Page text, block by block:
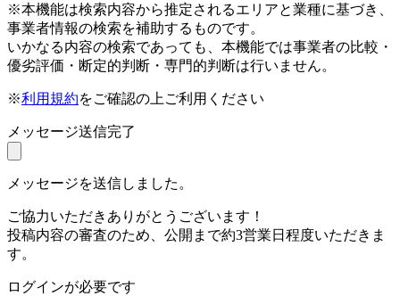
※本機能は検索内容から推定されるエリアと業種に基づき、
事業者情報の検索を補助するものです。
いかなる内容の検索であっても、本機能では事業者の比較・
優劣評価・断定的判断・専門的判断は行いません。
※利用規約をご確認の上ご利用ください
メッセージ送信完了
メッセージを送信しました。
ご協力いただきありがとうございます！
投稿内容の審査のため、公開まで約3営業日程度いただきま
す。
ログインが必要です